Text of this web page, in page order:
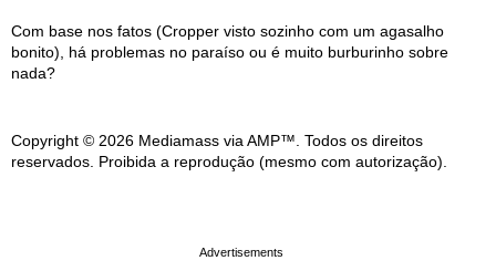
Com base nos fatos (Cropper visto sozinho com um agasalho
bonito), há problemas no paraíso ou é muito burburinho sobre
nada?
Copyright © 2026 Mediamass via AMP™. Todos os direitos
reservados. Proibida a reprodução (mesmo com autorização).